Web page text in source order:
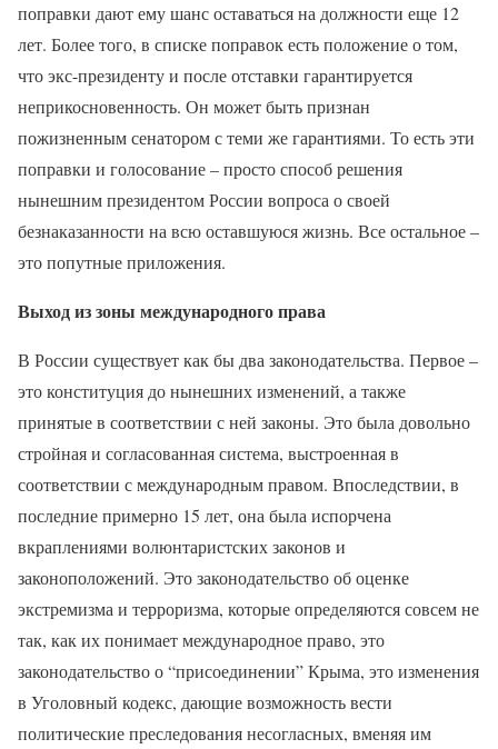
поправки дают ему шанс оставаться на должности еще 12
лет. Более того, в списке поправок есть положение о том,
что экс-президенту и после отставки гарантируется
неприкосновенность. Он может быть признан
пожизненным сенатором с теми же гарантиями. То есть эти
поправки и голосование – просто способ решения
нынешним президентом России вопроса о своей
безнаказанности на всю оставшуюся жизнь. Все остальное –
это попутные приложения.
Выход из зоны международного права
В России существует как бы два законодательства. Первое –
это конституция до нынешних изменений, а также
принятые в соответствии с ней законы. Это была довольно
стройная и согласованная система, выстроенная в
соответствии с международным правом. Впоследствии, в
последние примерно 15 лет, она была испорчена
вкраплениями волюнтаристских законов и
законоположений. Это законодательство об оценке
экстремизма и терроризма, которые определяются совсем не
так, как их понимает международное право, это
законодательство о “присоединении” Крыма, это изменения
в Уголовный кодекс, дающие возможность вести
политические преследования несогласных, вменяя им